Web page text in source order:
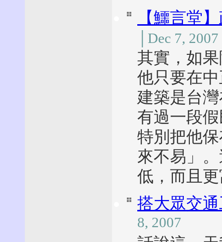
【鱷言堂
│Dec 7, 2007
其實，如
他只要在
建築是台
有過一段
特別把他
來不易」
低，而且
搭大眾交
8, 2007